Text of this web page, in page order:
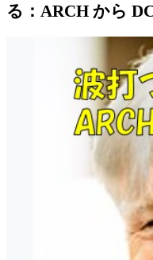
る：ARCH から